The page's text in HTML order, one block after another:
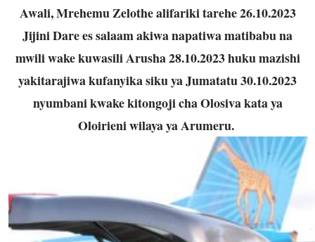
Awali, Mrehemu Zelothe alifariki tarehe 26.10.2023
Jijini Dare es salaam akiwa napatiwa matibabu na
mwili wake kuwasili Arusha 28.10.2023 huku mazishi
yakitarajiwa kufanyika siku ya Jumatatu 30.10.2023
nyumbani kwake kitongoji cha Olosiva kata ya
Oloirieni wilaya ya Arumeru.